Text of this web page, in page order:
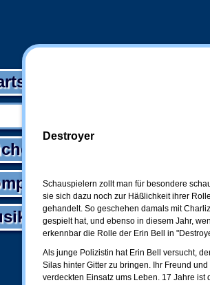
Destroyer
Schauspielern zollt man für besondere
sie sich dazu noch zur Häßlichkeit ihrer
gehandelt. So geschehen damals mit
gespielt hat, und ebenso in diesem Jahr,
erkennbar die Rolle der Erin Bell in
Als junge Polizistin hat Erin Bell versucht,
Silas hinter Gitter zu bringen. Ihr Freund
verdeckten Einsatz ums Leben. 17 Jahre